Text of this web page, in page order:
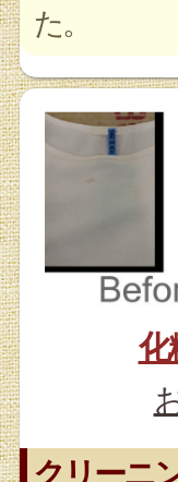
た。
化
クリーニ